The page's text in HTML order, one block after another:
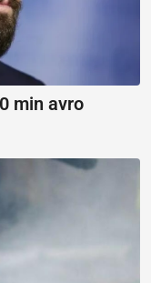
min avro